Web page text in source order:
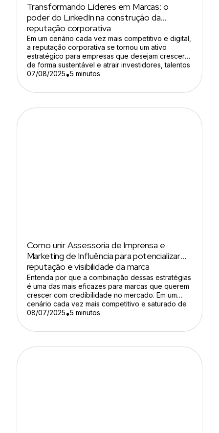
Transformando Líderes em Marcas: o
poder do LinkedIn na construção da
reputação corporativa
Em um cenário cada vez mais competitivo e digital,
a reputação corporativa se tornou um ativo
estratégico para empresas que desejam crescer
de forma sustentável e atrair investidores, talentos
e novas oportunidades de negócio. Nesse
plataforma para fortalecer a imagem de líderes e
vozes […]
07/08/2025•5 minutos
Como unir Assessoria de Imprensa e
Marketing de Influência para potencializar
reputação e visibilidade da marca
Entenda por que a combinação dessas estratégias
é uma das mais eficazes para marcas que querem
crescer com credibilidade no mercado. Em um
cenário cada vez mais competitivo e saturado de
informações, as marcas enfrentam um grande
autenticidade. A reputação não se constrói da
08/07/2025•5 minutos